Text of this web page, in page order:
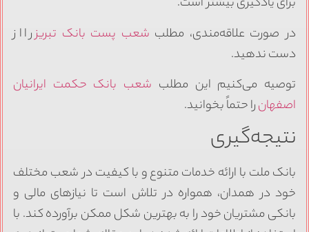
در صورت علاقه‌مندی، مطلب شعب پست بانک تبریزرا از
دست ندهید.
توصیه می‌کنیم این مطلب شعب بانک حکمت ایرانیان
اصفهانرا حتماً بخوانید.
نتیجه‌گیری
بانک ملت با ارائه خدمات متنوع و با کیفیت در شعب مختلف
خود در همدان، همواره در تلاش است تا نیازهای مالی و
بانکی مشتریان خود را به بهترین شکل ممکن برآورده کند. با